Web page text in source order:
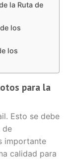
la Ruta de
los
los
para la
Esto se debe
de
importante
calidad para